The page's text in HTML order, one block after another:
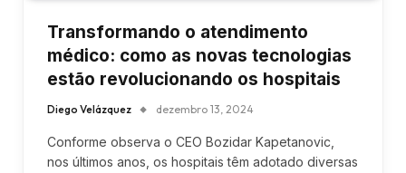
Transformando o atendimento
médico: como as novas tecnologias
estão revolucionando os hospitais
Diego Velázquez dezembro 13, 2024
Conforme observa o CEO Bozidar Kapetanovic,
nos últimos anos, os hospitais têm adotado diversas